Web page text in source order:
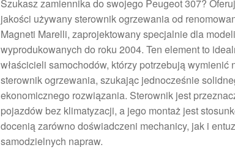
Szukasz zamiennika do swojego Peugeot 307?
jakości używany sterownik ogrzewania od
Magneti Marelli, zaprojektowany specjalnie dla
wyprodukowanych do roku 2004. Ten element to
właścicieli samochodów, którzy potrzebują wymienić
sterownik ogrzewania, szukając jednocześnie
ekonomicznego rozwiązania. Sterownik jest
pojazdów bez klimatyzacji, a jego montaż jest
docenią zarówno doświadczeni mechanicy, jak i
samodzielnych napraw.